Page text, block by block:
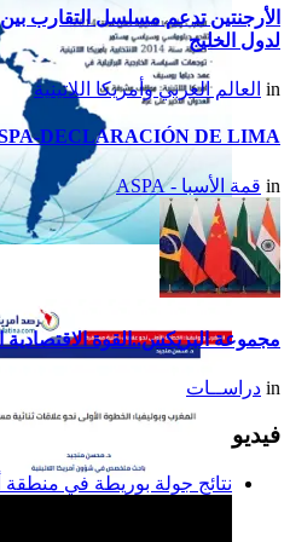
تقرير أمريكا اللاتينية
2014
الأرجنتين تدعم مسلسل التقارب
لدول الخليج
in العالم العربي وأمريكا اللاتينية
DECLARACIÓN DE LIMA
in قمة الأسبا - ASPA
مجموعة البريكس..القوة الاقتصادية
in دراســات
فيديو
نتائج جولة بوريطة في منطقة